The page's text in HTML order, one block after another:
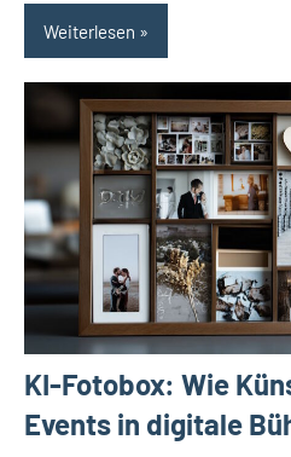
Weiterlesen
KI-Fotobox: Wie
Events in digitale